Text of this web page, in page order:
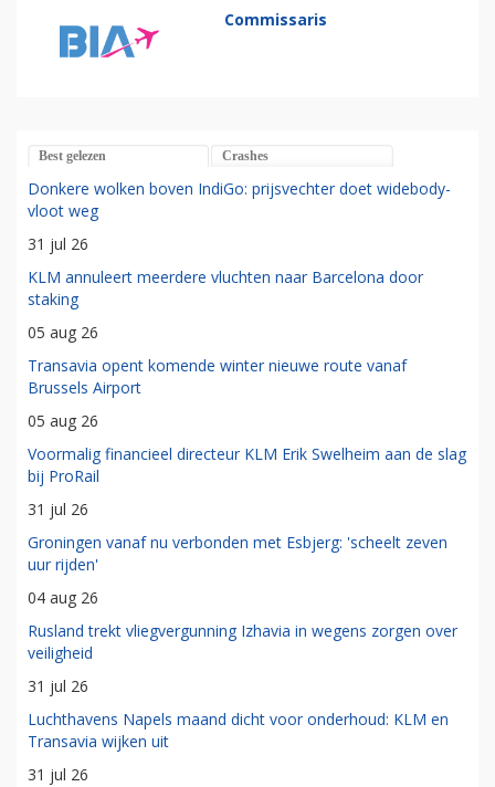
Commissaris
Best gelezen Crashes
Donkere wolken boven IndiGo: prijsvechter doet widebody-
vloot weg
31 jul 26
KLM annuleert meerdere vluchten naar Barcelona door
staking
05 aug 26
Transavia opent komende winter nieuwe route vanaf
Brussels Airport
05 aug 26
Voormalig financieel directeur KLM Erik Swelheim aan de slag
bij ProRail
31 jul 26
Groningen vanaf nu verbonden met Esbjerg: 'scheelt zeven
uur rijden'
04 aug 26
Rusland trekt vliegvergunning Izhavia in wegens zorgen over
veiligheid
31 jul 26
Luchthavens Napels maand dicht voor onderhoud: KLM en
Transavia wijken uit
31 jul 26